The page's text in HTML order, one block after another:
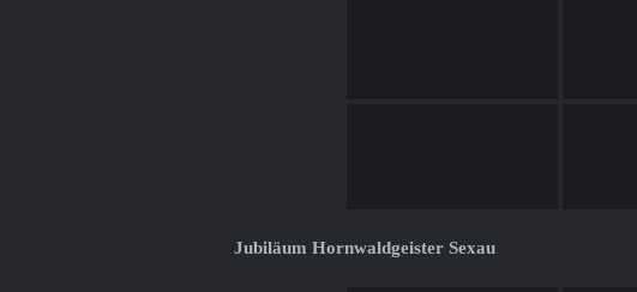
Jubiläum Hornwaldgeister Sexau